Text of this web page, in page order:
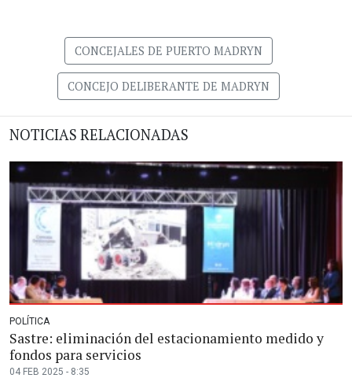
CONCEJALES DE PUERTO MADRYN
CONCEJO DELIBERANTE DE MADRYN
NOTICIAS RELACIONADAS
POLÍTICA
Sastre: eliminación del estacionamiento medido y
fondos para servicios
04 FEB 2025 - 8:35